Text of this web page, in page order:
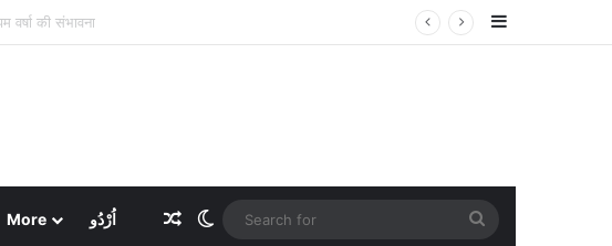
Sidebar
More اُرْدُو Random Article
Switch skin